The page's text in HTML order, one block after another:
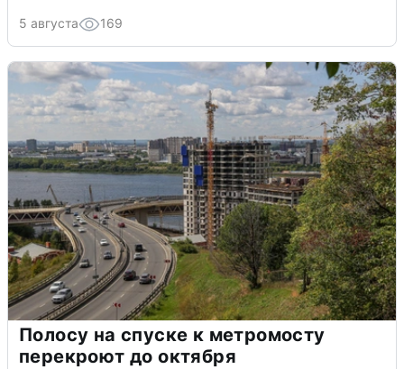
5 августа 169
Полосу на спуске к метромосту
перекроют до октября